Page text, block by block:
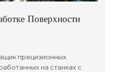
Поверхности
Деталей
прецизионных
на станках с